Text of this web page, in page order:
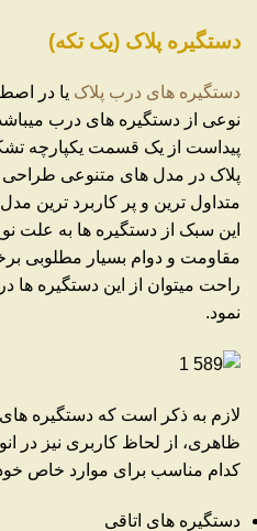
دستگیره پلاک (یک تکه)
دستگیره های درب پلاک یا در
نوعی از دستگیره های درب
پیداست از یک قسمت یکپارچه
پلاک در مدل های متنوعی طراحی
متداول ترین و پر کاربرد ترین
این سبک از دستگیره ها به علت
مقاومت و دوام بسیار مطلوبی
راحت میتوان از این دستگیره ها
نمود.
لازم به ذکر است که دستگیره
ظاهری، از لحاظ کاربری نیز در
کدام مناسب برای موارد خاص خود
دستگیره های اتاقی